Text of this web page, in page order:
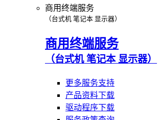
商用终端服务
（台式机 笔记本 显示器）
商用终端服务
（台式机 笔记本 显示器）
更多服务支持
产品资料下载
驱动程序下载